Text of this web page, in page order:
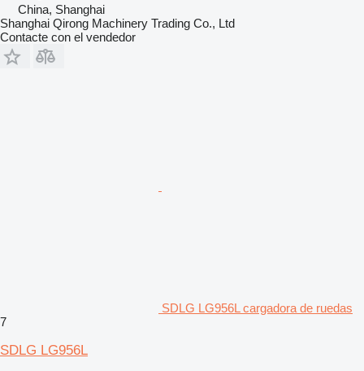
China, Shanghai
Shanghai Qirong Machinery Trading Co., Ltd
Contacte con el vendedor
SDLG LG956L cargadora de ruedas
7
SDLG LG956L